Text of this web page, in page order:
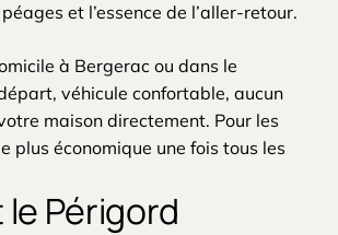
et l’essence de l’aller-retour.
à Bergerac ou dans le
véhicule confortable, aucun
maison directement. Pour les
plus économique une fois tous les
Périgord